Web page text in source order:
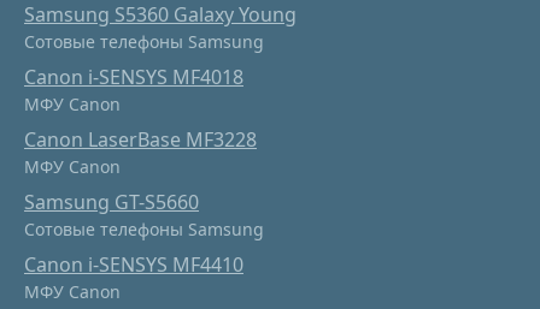
Samsung S5360 Galaxy Young
Сотовые телефоны Samsung
Canon i-SENSYS MF4018
МФУ Canon
Canon LaserBase MF3228
МФУ Canon
Samsung GT-S5660
Сотовые телефоны Samsung
Canon i-SENSYS MF4410
МФУ Canon